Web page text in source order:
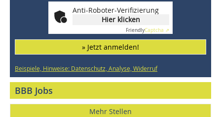
Anti-Roboter-Verifizierung
Hier klicken
FriendlyCaptcha ⇗
» Jetzt anmelden!
Beispiele, Hinweise: Datenschutz, Analyse, Widerruf
BBB Jobs
Mehr Stellen